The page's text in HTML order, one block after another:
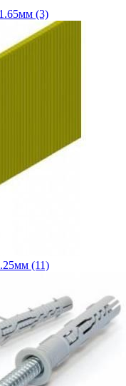
(3)
(11)